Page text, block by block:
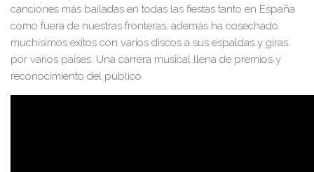
canciones más bailadas en todas las fiestas tanto en España
como fuera de nuestras fronteras, además ha cosechado
muchísimos éxitos con varios discos a sus espaldas y giras
por varios países. Una carrera musical llena de premios y
reconocimiento del público.